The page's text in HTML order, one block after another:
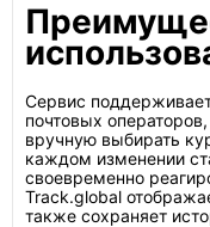
Сервис
почтовых
вручную выбирать
каждом изменении
своевременно
Track.global
также сохраняет